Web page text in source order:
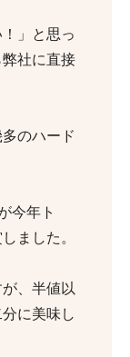
」と思っ
社に直接
のハード
今年ト
ました。
、半値以
に美味し